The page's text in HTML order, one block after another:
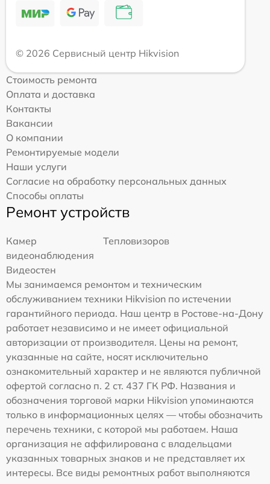
© 2026 Сервисный центр Hikvision
Стоимость ремонта
Оплата и доставка
Контакты
Вакансии
О компании
Ремонтируемые модели
Наши услуги
Согласие на обработку персональных данных
Способы оплаты
Ремонт устройств
Камер
видеонаблюдения
Тепловизоров
Видеостен
Мы занимаемся ремонтом и техническим
обслуживанием техники Hikvision по истечении
гарантийного периода. Наш центр в Ростове-на-Дону
работает независимо и не имеет официальной
авторизации от производителя. Цены на ремонт,
указанные на сайте, носят исключительно
ознакомительный характер и не являются публичной
офертой согласно п. 2 ст. 437 ГК РФ. Названия и
обозначения торговой марки Hikvision упоминаются
только в информационных целях — чтобы обозначить
перечень техники, с которой мы работаем. Наша
организация не аффилирована с владельцами
указанных товарных знаков и не представляет их
интересы. Все виды ремонтных работ выполняются